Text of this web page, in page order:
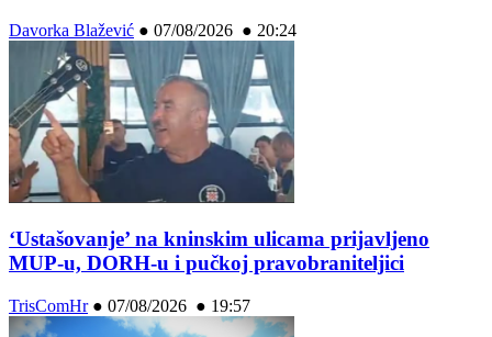
Davorka Blažević ● 07/08/2026 ● 20:24
‘Ustašovanje’ na kninskim ulicama prijavljeno
MUP-u, DORH-u i pučkoj pravobraniteljici
TrisComHr● 07/08/2026 ● 19:57